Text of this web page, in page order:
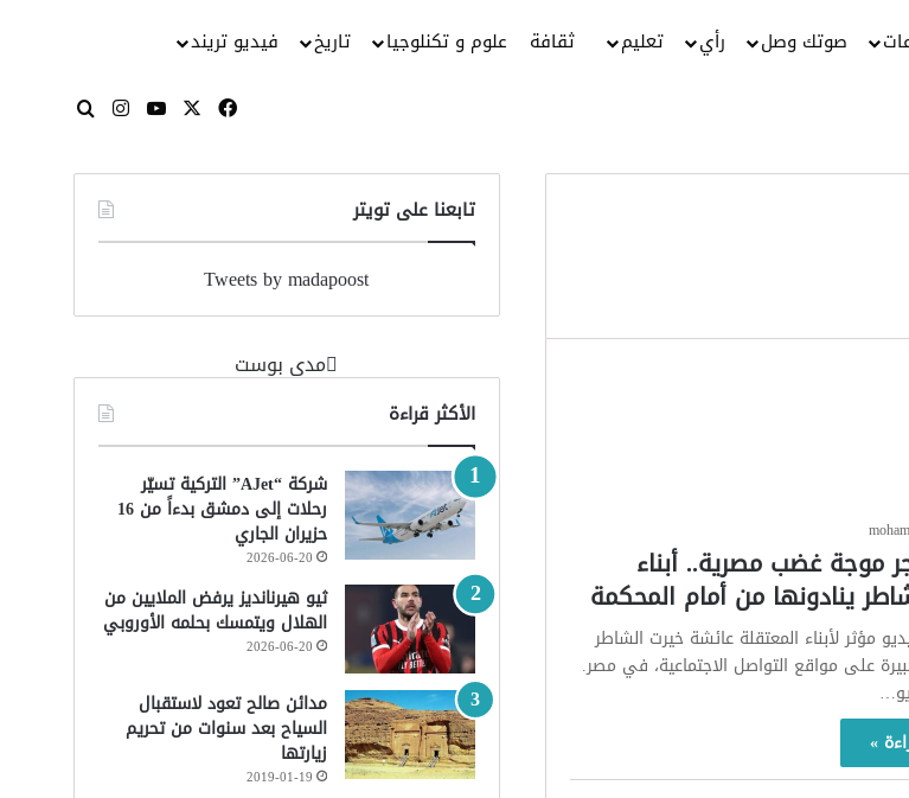
صوتك وصل رأي تعليم ثقافة علوم و تكنلوجيا تاريخ فيديو تريند
فيسبوك
‫X
‫YouTube
انستقرامبحث عن
موجة غضب مصرية.. أبناء
ينادونها من أمام المحكمة
مؤثر لأبناء المعتقلة عائشة خيرت الشاطر
على مواقع التواصل الاجتماعية، في مصر.
»
تابعنا على تويتر
Tweets by madapoost
‏مدى بوست‏
الأكثر قراءة
شركة “AJet” التركية تسيّر
رحلات إلى دمشق بدءاً من 16
حزيران الجاري
2026-06-20
ثيو هيرنانديز يرفض الملايين من
الهلال ويتمسك بحلمه الأوروبي
2026-06-20
مدائن صالح تعود لاستقبال
السياح بعد سنوات من تحريم
زيارتها
2019-01-19